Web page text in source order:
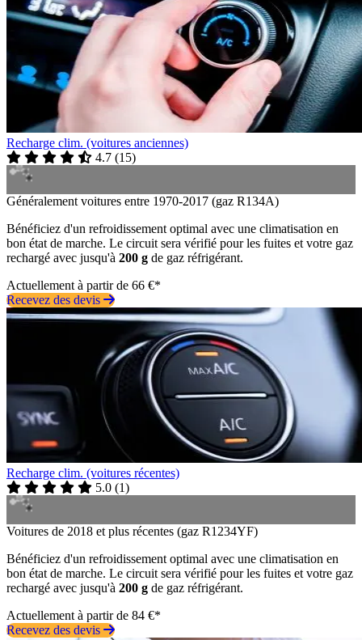
Recharge clim. (voitures anciennes)
4.7 (15)
Généralement voitures entre 1970-2017 (gaz R134A)
Bénéficiez d'un refroidissement optimal avec une climatisation en
bon état de marche. Le circuit sera vérifié pour les fuites et votre gaz
rechargé avec jusqu'à 200 g de gaz réfrigérant.
Actuellement à partir de 66 €*
Recevez des devis
Recharge clim. (voitures récentes)
5.0 (1)
Voitures de 2018 et plus récentes (gaz R1234YF)
Bénéficiez d'un refroidissement optimal avec une climatisation en
bon état de marche. Le circuit sera vérifié pour les fuites et votre gaz
rechargé avec jusqu'à 200 g de gaz réfrigérant.
Actuellement à partir de 84 €*
Recevez des devis